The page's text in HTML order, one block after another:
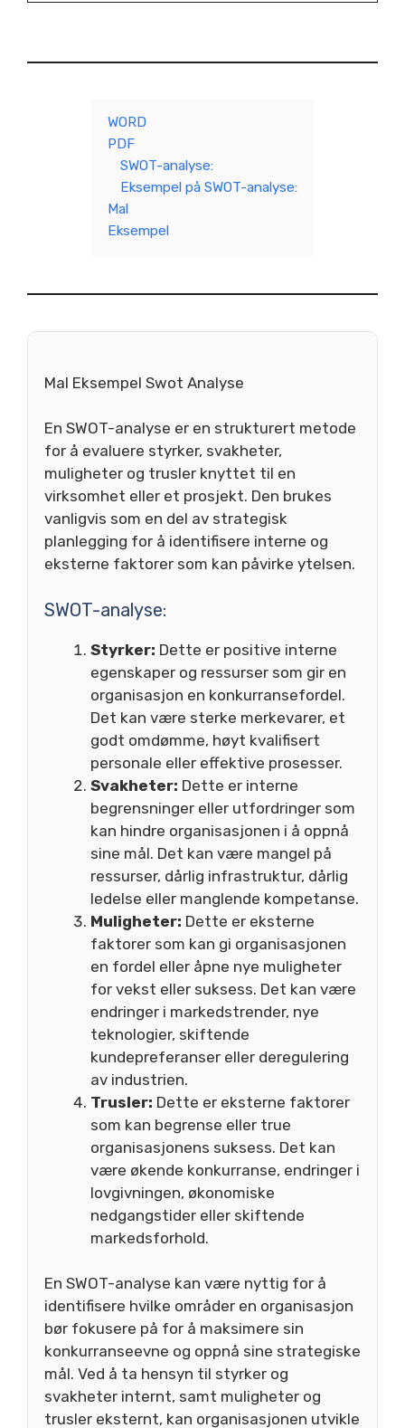
WORD
PDF
SWOT-analyse:
Eksempel på SWOT-analyse:
Mal
Eksempel
Mal Eksempel Swot Analyse
En SWOT-analyse er en strukturert metode
for å evaluere styrker, svakheter,
muligheter og trusler knyttet til en
virksomhet eller et prosjekt. Den brukes
vanligvis som en del av strategisk
planlegging for å identifisere interne og
eksterne faktorer som kan påvirke ytelsen.
SWOT-analyse:
Styrker: Dette er positive interne
egenskaper og ressurser som gir en
organisasjon en konkurransefordel.
Det kan være sterke merkevarer, et
godt omdømme, høyt kvalifisert
personale eller effektive prosesser.
Svakheter: Dette er interne
begrensninger eller utfordringer som
kan hindre organisasjonen i å oppnå
sine mål. Det kan være mangel på
ressurser, dårlig infrastruktur, dårlig
ledelse eller manglende kompetanse.
Muligheter: Dette er eksterne
faktorer som kan gi organisasjonen
en fordel eller åpne nye muligheter
for vekst eller suksess. Det kan være
endringer i markedstrender, nye
teknologier, skiftende
kundepreferanser eller deregulering
av industrien.
Trusler: Dette er eksterne faktorer
som kan begrense eller true
organisasjonens suksess. Det kan
være økende konkurranse, endringer i
lovgivningen, økonomiske
nedgangstider eller skiftende
markedsforhold.
En SWOT-analyse kan være nyttig for å
identifisere hvilke områder en organisasjon
bør fokusere på for å maksimere sin
konkurranseevne og oppnå sine strategiske
mål. Ved å ta hensyn til styrker og
svakheter internt, samt muligheter og
trusler eksternt, kan organisasjonen utvikle